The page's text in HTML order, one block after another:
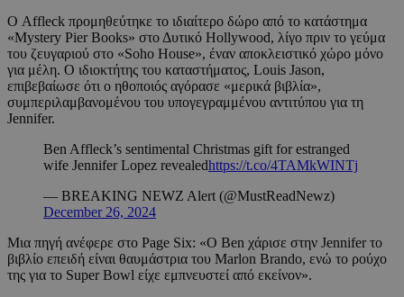
Ο Affleck προμηθεύτηκε το ιδιαίτερο δώρο από το κατάστημα
«Mystery Pier Books» στο Δυτικό Hollywood, λίγο πριν το γεύμα
του ζευγαριού στο «Soho House», έναν αποκλειστικό χώρο μόνο
για μέλη. Ο ιδιοκτήτης του καταστήματος, Louis Jason,
επιβεβαίωσε ότι ο ηθοποιός αγόρασε «μερικά βιβλία»,
συμπεριλαμβανομένου του υπογεγραμμένου αντιτύπου για τη
Jennifer.
Ben Affleck’s sentimental Christmas gift for estranged
wife Jennifer Lopez revealedhttps://t.co/4TAMkWINTj
— BREAKING NEWZ Alert (@MustReadNewz)
December 26, 2024
Μια πηγή ανέφερε στο Page Six: «Ο Ben χάρισε στην Jennifer το
βιβλίο επειδή είναι θαυμάστρια του Marlon Brando, ενώ το ρούχο
της για το Super Bowl είχε εμπνευστεί από εκείνον».